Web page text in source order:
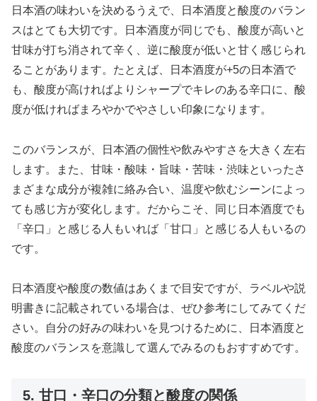
日本酒の味わいを決めるうえで、日本酒度と酸度のバラン
スはとても大切です。日本酒度が同じでも、酸度が高いと
甘味が打ち消されて辛く、逆に酸度が低いと甘く感じられ
ることがあります。たとえば、日本酒度が+5の日本酒で
も、酸度が高ければよりシャープでキレのある辛口に、酸
度が低ければまろやかでやさしい印象になります。
このバランスが、日本酒の個性や飲みやすさを大きく左右
します。また、甘味・酸味・旨味・苦味・渋味といったさ
まざまな成分が複雑に絡み合い、温度や飲むシーンによっ
ても感じ方が変化します。だからこそ、同じ日本酒度でも
「辛口」と感じる人もいれば「甘口」と感じる人もいるの
です。
日本酒度や酸度の数値はあくまで目安ですが、ラベルや説
明書きに記載されている場合は、ぜひ参考にしてみてくだ
さい。自分の好みの味わいを見つけるために、日本酒度と
酸度のバランスを意識して選んでみるのもおすすめです。
5. 甘口・辛口の分類と酸度の関係